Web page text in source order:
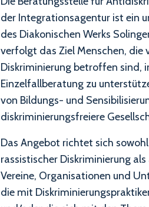
der Integrationsagentur ist ein
des Diakonischen Werks
verfolgt das Ziel Menschen, die
Diskriminierung betroffen sind,
Einzelfallberatung zu
von Bildungs- und
diskriminierungsfreiere
Das Angebot richtet sich
rassistischer Diskriminierung
Vereine, Organisationen und
die mit